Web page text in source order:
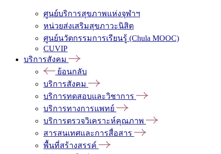
ศูนย์บริการสุขภาพแห่งจุฬาฯ
หน่วยส่งเสริมสุขภาวะนิสิต
ศูนย์นวัตกรรมการเรียนรู้ (Chula MOOC)
CUVIP
บริการสังคม
ย้อนกลับ
บริการสังคม
บริการทดสอบและวิชาการ
บริการทางการแพทย์
บริการตรวจวิเคราะห์คุณภาพ
สารสนเทศและการสื่อสาร
พื้นที่สร้างสรรค์